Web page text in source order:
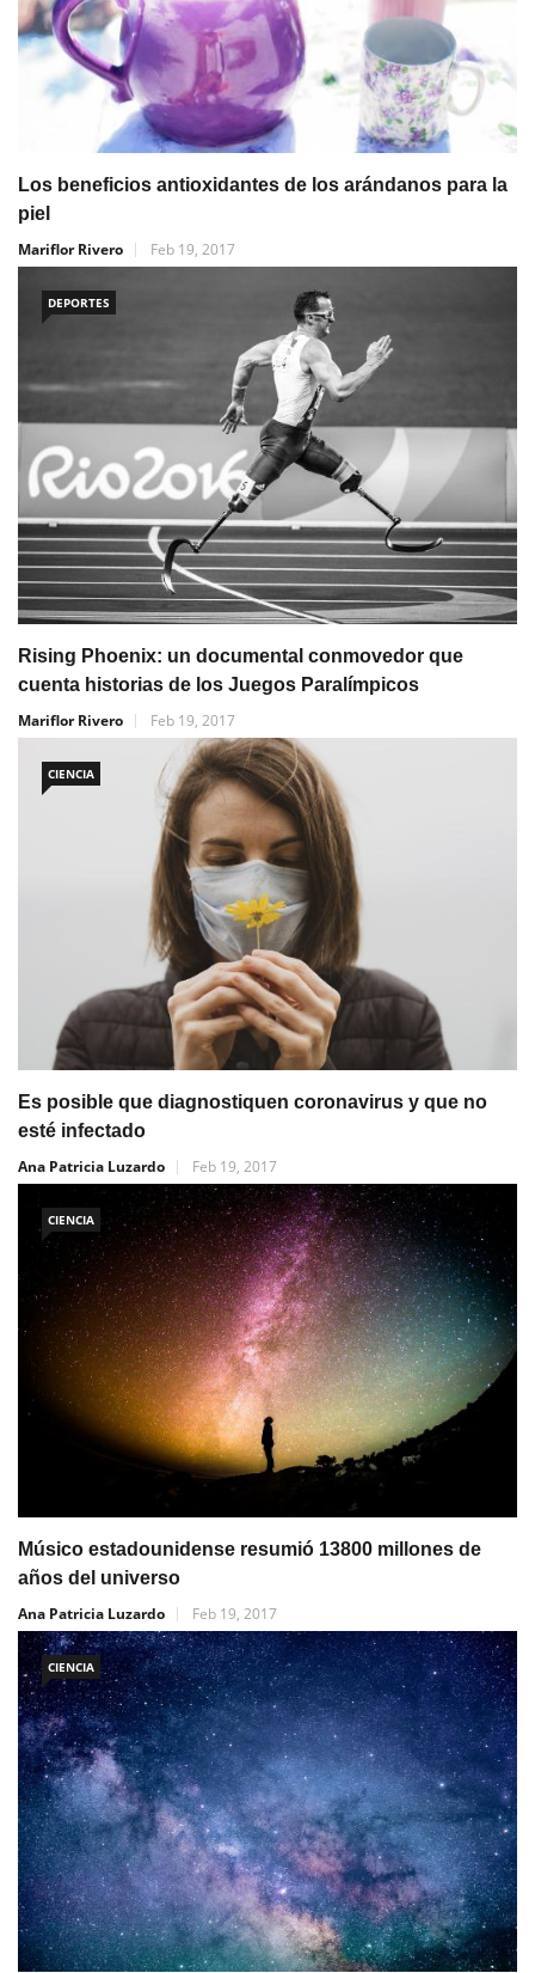
Los beneficios antioxidantes de los arándanos para la
piel
Mariflor Rivero
Feb 19, 2017
DEPORTES
Rising Phoenix: un documental conmovedor que
cuenta historias de los Juegos Paralímpicos
Mariflor Rivero
Feb 19, 2017
CIENCIA
Es posible que diagnostiquen coronavirus y que no
esté infectado
Ana Patricia Luzardo
Feb 19, 2017
CIENCIA
Músico estadounidense resumió 13800 millones de
años del universo
Ana Patricia Luzardo
Feb 19, 2017
CIENCIA